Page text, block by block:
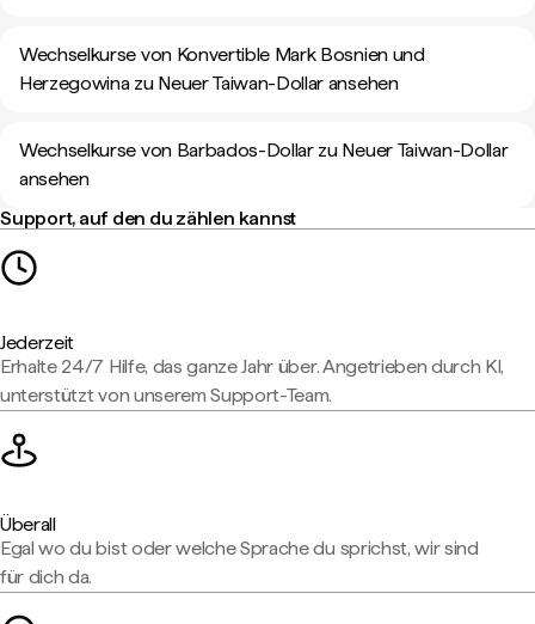
Wechselkurse von Konvertible Mark Bosnien und
Herzegowina zu Neuer Taiwan-Dollar ansehen
Wechselkurse von Barbados-Dollar zu Neuer Taiwan-Dollar
ansehen
Support, auf den du zählen kannst
Jederzeit
Erhalte 24/7 Hilfe, das ganze Jahr über. Angetrieben durch KI,
unterstützt von unserem Support-Team.
Überall
Egal wo du bist oder welche Sprache du sprichst, wir sind
für dich da.